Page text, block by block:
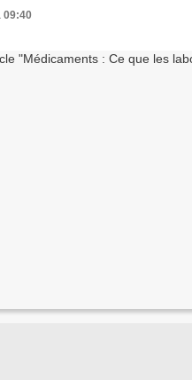
09:40